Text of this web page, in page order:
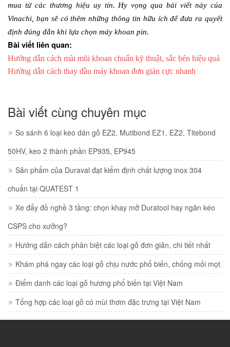
mua từ các thương hiệu uy tín. Hy vọng qua bài viết này của
Vinachi, bạn sẽ có thêm những thông tin hữu ích để đưa ra quyết
định đúng đắn khi lựa chọn máy khoan pin.
Bài viết liên quan:
Hướng dẫn cách mài mũi khoan chuẩn kỹ thuật, sắc bén hiệu quả
Hướng dẫn cách thay đầu máy khoan đơn giản cực nhanh
Bài viết cùng chuyên mục
So sánh 6 loại keo dán gỗ EZ2, Mutibond EZ1, EZ2, Titebond
50HV, keo 2 thành phần EP935, EP945
Sản phẩm của Duraval đạt kiểm định chất lượng inox 304
chuẩn tại QUATEST 1
Xe đẩy đồ nghề 3 tầng: chọn khay mở Duratool hay ngăn kéo
CSPS cho xưởng?
Hướng dẫn cách phân biệt các loại gỗ đơn giản, chi tiết nhất
Khám phá ngay các loại gỗ chịu nước phổ biến, chống mối mọt
Điểm danh các loại gỗ hương phổ biến tại Việt Nam
Tổng hợp các loại gỗ có mùi thơm đặc trưng tại Việt Nam